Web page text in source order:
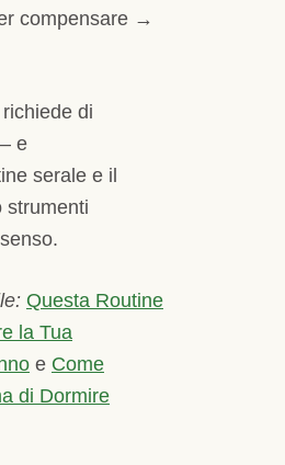
compensare →
di
e
serale e il
strumenti
Questa Routine
la Tua
e Come
di Dormire